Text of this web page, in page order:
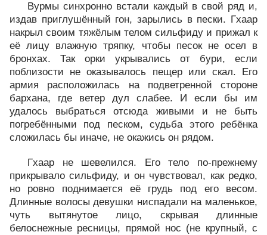
Вурмы синхронно встали каждый в свой ряд и,
издав приглушённый гон, зарылись в пески. Гхаар
накрыл своим тяжёлым телом сильфиду и прижал к
её лицу влажную тряпку, чтобы песок не осел в
бронхах. Так орки укрывались от бури, если
поблизости не оказывалось пещер или скал. Его
армия расположилась на подветренной стороне
бархана, где ветер дул слабее. И если бы им
удалось выбраться отсюда живыми и не быть
погребёнными под песком, судьба этого ребёнка
сложилась бы иначе, не окажись он рядом.
Гхаар не шевелился. Его тело по‑прежнему
прикрывало сильфиду, и он чувствовал, как редко,
но ровно поднимается её грудь под его весом.
Длинные волосы девушки ниспадали на маленькое,
чуть вытянутое лицо, скрывая длинные
белоснежные ресницы, прямой нос (не крупный, с